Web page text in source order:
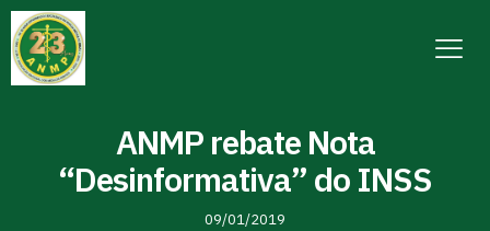
ANMP rebate Nota
“Desinformativa” do INSS
09/01/2019